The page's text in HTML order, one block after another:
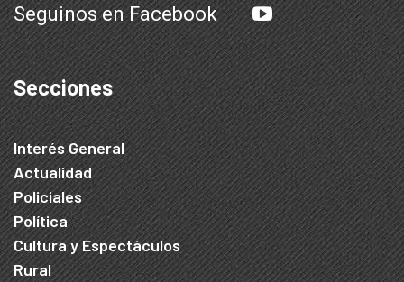
Seguinos en Facebook
Secciones
Interés General
Actualidad
Policiales
Política
Cultura y Espectáculos
Rural